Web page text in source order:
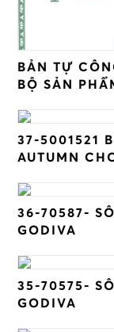
BẢN TỰ
BỘ SẢN
37-5001521
AUTUMN
36-70587-
GODIVA
35-70575-
GODIVA